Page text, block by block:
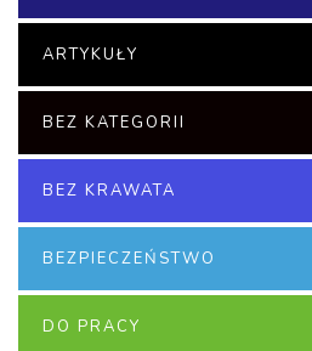
ARTYKUŁY
BEZ KATEGORII
BEZ KRAWATA
BEZPIECZEŃSTWO
DO PRACY